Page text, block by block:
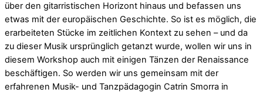
über den gitarristischen Horizont hinaus und befassen uns
etwas mit der europäischen Geschichte. So ist es möglich, die
erarbeiteten Stücke im zeitlichen Kontext zu sehen – und da
zu dieser Musik ursprünglich getanzt wurde, wollen wir uns in
diesem Workshop auch mit einigen Tänzen der Renaissance
beschäftigen. So werden wir uns gemeinsam mit der
erfahrenen Musik- und Tanzpädagogin Catrin Smorra in